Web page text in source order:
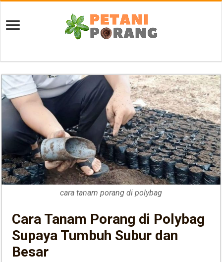
cara tanam porang di polybag
Cara Tanam Porang di Polybag
Supaya Tumbuh Subur dan
Besar